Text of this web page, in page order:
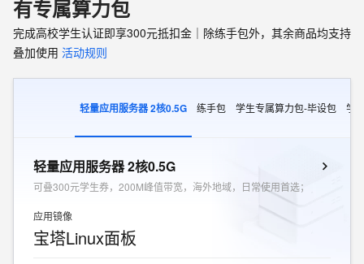
有专属算力包
完成高校学生认证即享300元抵扣金｜除练手包外，其余商品均支持
叠加使用 活动规则
轻量应用服务器 2核0.5G 练手包 学生专属算力包-毕设包 学
轻量应用服务器 2核0.5G
可叠300元学生券，200M峰值带宽，海外地域，日常使用首选；
应用镜像
宝塔Linux面板